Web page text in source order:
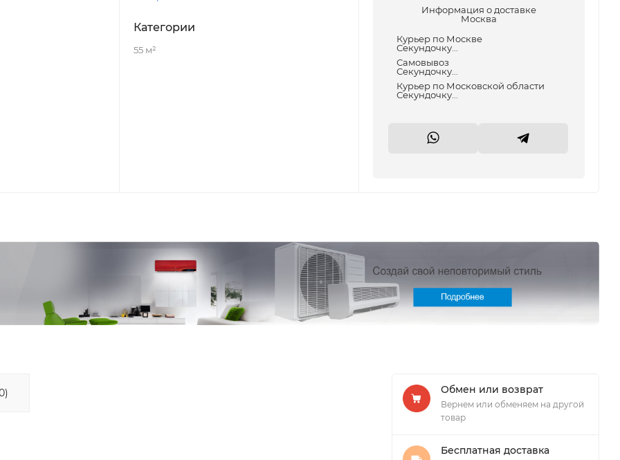
Категории
55 м²
Информация о доставке
Москва
Курьер по Москве
Секундочку...
Самовывоз
Секундочку...
Курьер по Московской области
Секундочку...
Обмен или возврат
Вернем или обменяем на другой
товар
Бесплатная доставка